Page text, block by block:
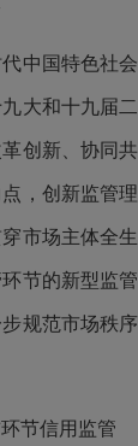
国特色社会
大和十九届
创新、协同
，创新监管
市场主体全
节的新型监
规范市场秩
节信用监管